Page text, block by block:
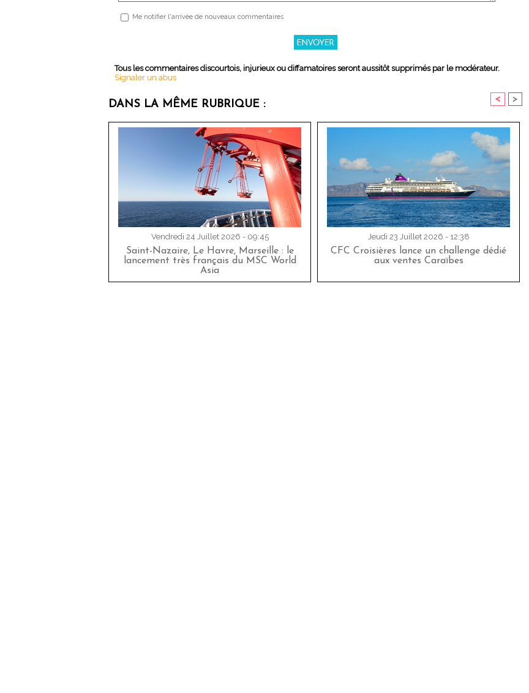
Me notifier l'arrivée de nouveaux commentaires
Tous les commentaires discourtois, injurieux ou diffamatoires seront aussitôt supprimés par le modérateur.
Signaler un abus
DANS LA MÊME RUBRIQUE : < >
Vendredi 24 Juillet 2026 - 09:45
Saint-Nazaire, Le Havre, Marseille : le
lancement très français du MSC World
Asia
Jeudi 23 Juillet 2026 - 12:38
CFC Croisières lance un challenge dédié
aux ventes Caraïbes